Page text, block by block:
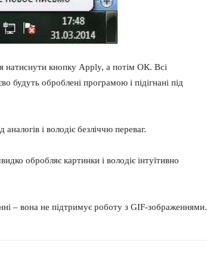
натиснути кнопку Apply, а потім ОК. Всі
будуть оброблені програмою і підігнані під
і володіє безліччю переваг.
обробляє картинки і володіє інтуїтивно
– вона не підтримує роботу з GIF-зображеннями.